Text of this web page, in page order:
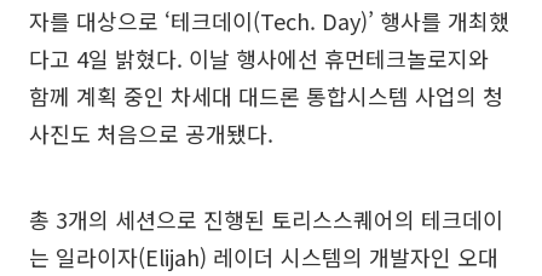
자를 대상으로 ‘테크데이(Tech. Day)’ 행사를 개최했
다고 4일 밝혔다. 이날 행사에선 휴먼테크놀로지와
함께 계획 중인 차세대 대드론 통합시스템 사업의 청
사진도 처음으로 공개됐다.
총 3개의 세션으로 진행된 토리스스퀘어의 테크데이
는 일라이자(Elijah) 레이더 시스템의 개발자인 오대